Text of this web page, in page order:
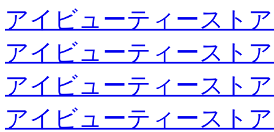
アイビューティースト
アイビューティースト
アイビューティースト
アイビューティースト